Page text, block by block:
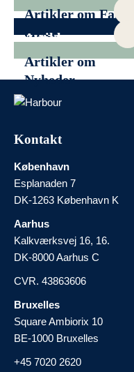
Artikler om
office
Artikler om
Generationsskifte
Artikler om
Nyheder
Kontakt
København
Esplanaden 7
DK-1263 København K
Aarhus
Kalkværksvej 16, 16.
DK-8000 Aarhus C
CVR. 43863606
Bruxelles
Square Ambiorix 10
BE-1000 Bruxelles
+45 7020 2620